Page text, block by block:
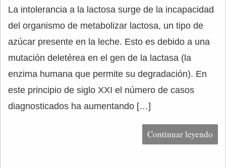
La intolerancia a la lactosa surge de la incapacidad
del organismo de metabolizar lactosa, un tipo de
azúcar presente en la leche. Esto es debido a una
mutación deletérea en el gen de la lactasa (la
enzima humana que permite su degradación). En
este principio de siglo XXI el número de casos
diagnosticados ha aumentando […]
Continuar leyendo